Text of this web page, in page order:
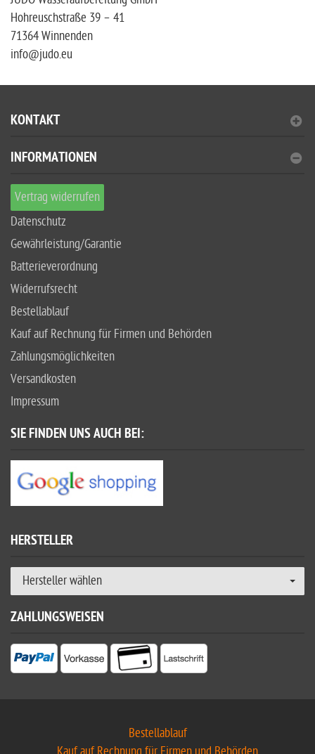
Hohreuschstraße 39 – 41
71364 Winnenden
info@judo.eu
KONTAKT
INFORMATIONEN
Vertrag widerrufen
Datenschutz
Gewährleistung/Garantie
Batterieverordnung
Widerrufsrecht
Bestellablauf
Kauf auf Rechnung für Firmen und Behörden
Zahlungsmöglichkeiten
Versandkosten
Impressum
SIE FINDEN UNS AUCH BEI:
HERSTELLER
Hersteller wählen
ZAHLUNGSWEISEN
Bestellablauf